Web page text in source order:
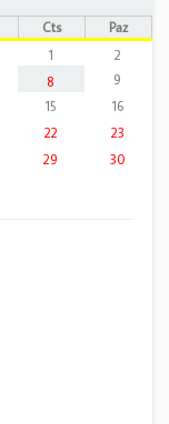
Cts
Paz
1
2
8
9
15
16
22
23
29
30